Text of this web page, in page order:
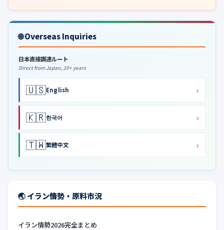
🌐 Overseas Inquiries
日本直接調達ルート
Direct from Japan, 20+ years
🇺🇸English ›
🇰🇷한국어 ›
🇹🇼繁體中文 ›
🌏 イラン情勢・原料市況
イラン情勢2026完全まとめ